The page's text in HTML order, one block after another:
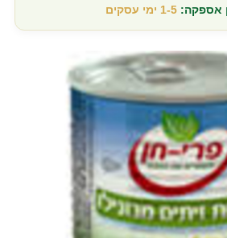
אספקה: 1-5 ימי עסקים